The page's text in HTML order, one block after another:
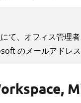
にて、オフィス管理
のメールアドレ